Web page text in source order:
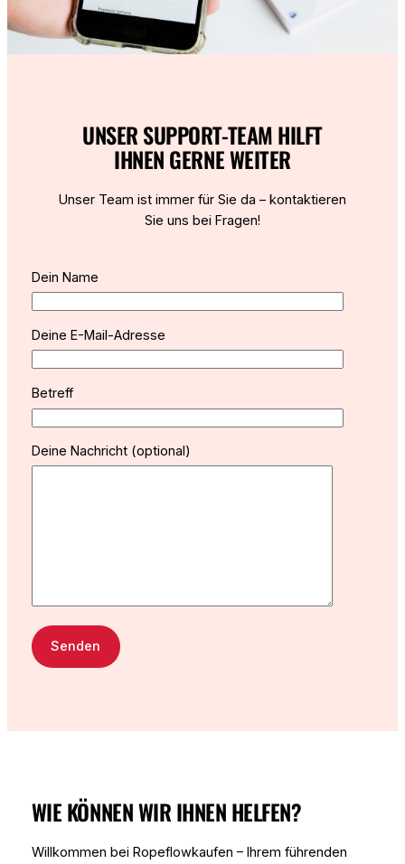
UNSER SUPPORT-TEAM HILFT
IHNEN GERNE WEITER
Unser Team ist immer für Sie da – kontaktieren
Sie uns bei Fragen!
Dein Name
Deine E-Mail-Adresse
Betreff
Deine Nachricht (optional)
WIE KÖNNEN WIR IHNEN HELFEN?
Willkommen bei Ropeflowkaufen – Ihrem führenden